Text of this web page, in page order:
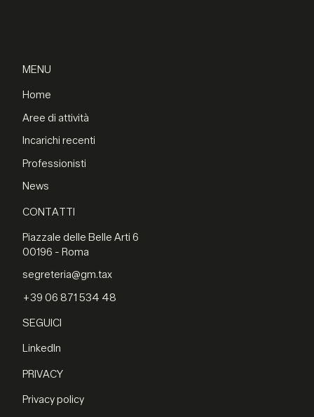
MENU
Home
Aree di attività
Incarichi recenti
Professionisti
News
CONTATTI
Piazzale delle Belle Arti 6
00196 - Roma
segreteria@gm.tax
+39 06 871 534 48
SEGUICI
LinkedIn
PRIVACY
Privacy policy